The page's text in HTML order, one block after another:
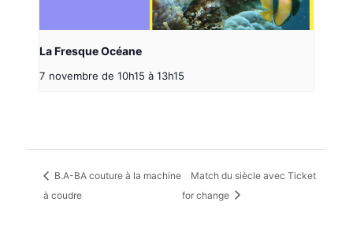
La Fresque Océane
7 novembre de 10h15 à 13h15
B.A-BA couture à la machine
à coudre
Match du siècle avec Ticket
for change